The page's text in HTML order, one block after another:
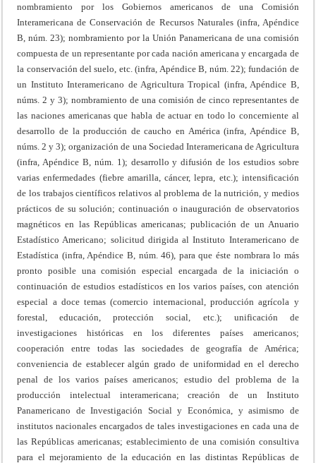
nombramiento por los Gobiernos americanos de una Comisión
Interamericana de Conservación de Recursos Naturales (infra, Apéndice
B, núm. 23); nombramiento por la Unión Panamericana de una comisión
compuesta de un representante por cada nación americana y encargada de
la conservación del suelo, etc. (infra, Apéndice B, núm. 22); fundación de
un Instituto Interamericano de Agricultura Tropical (infra, Apéndice B,
núms. 2 y 3); nombramiento de una comisión de cinco representantes de
las naciones americanas que habla de actuar en todo lo concerniente al
desarrollo de la producción de caucho en América (infra, Apéndice B,
núms. 2 y 3); organización de una Sociedad Interamericana de Agricultura
(infra, Apéndice B, núm. 1); desarrollo y difusión de los estudios sobre
varias enfermedades (fiebre amarilla, cáncer, lepra, etc.); intensificación
de los trabajos científicos relativos al problema de la nutrición, y medios
prácticos de su solución; continuación o inauguración de observatorios
magnéticos en las Repúblicas americanas; publicación de un Anuario
Estadístico Americano; solicitud dirigida al Instituto Interamericano de
Estadística (infra, Apéndice B, núm. 46), para que éste nombrara lo más
pronto posible una comisión especial encargada de la iniciación o
continuación de estudios estadísticos en los varios países, con atención
especial a doce temas (comercio internacional, producción agrícola y
forestal, educación, protección social, etc.); unificación de
investigaciones históricas en los diferentes países americanos;
cooperación entre todas las sociedades de geografía de América;
conveniencia de establecer algún grado de uniformidad en el derecho
penal de los varios países americanos; estudio del problema de la
producción intelectual interamericana; creación de un Instituto
Panamericano de Investigación Social y Económica, y asimismo de
institutos nacionales encargados de tales investigaciones en cada una de
las Repúblicas americanas; establecimiento de una comisión consultiva
para el mejoramiento de la educación en las distintas Repúblicas de